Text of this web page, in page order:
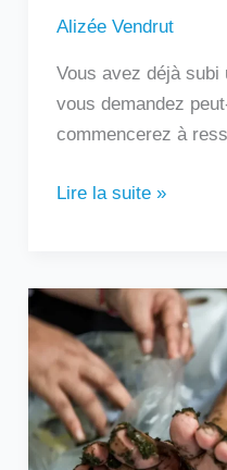
Alizée Vendrut
Vous avez déjà
vous demandez
commencerez à
Lire la suite »
Comment
traiter
une
neuropathie
des
pieds